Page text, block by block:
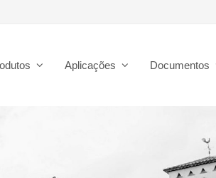
Aplicações Documentos